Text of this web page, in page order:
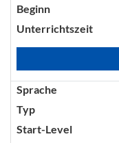
Beginn
Unterrichtszeit
Sprache
Typ
Start-Level